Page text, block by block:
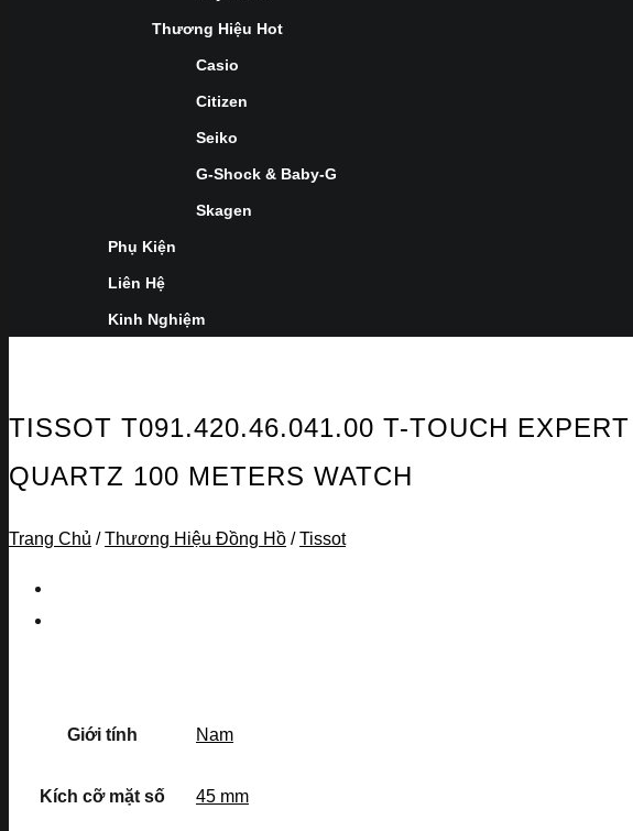
Thương Hiệu Hot
Casio
Citizen
Seiko
G-Shock & Baby-G
Skagen
Phụ Kiện
Liên Hệ
Kinh Nghiệm
TISSOT T091.420.46.041.00 T-TOUCH
QUARTZ 100 METERS WATCH
Trang Chủ / Thương Hiệu Đồng Hồ / Tissot
Giới tính Nam
Kích cỡ mặt số 45 mm